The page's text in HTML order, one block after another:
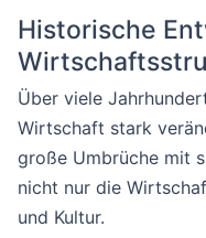
Historische
Über viele
Wirtschaft stark
große Umbrüche mit
nicht nur die
und Kultur.